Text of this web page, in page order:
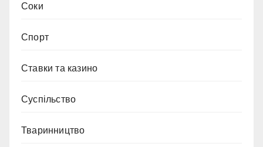
Соки
Спорт
Ставки та казино
Суспільство
Тваринництво